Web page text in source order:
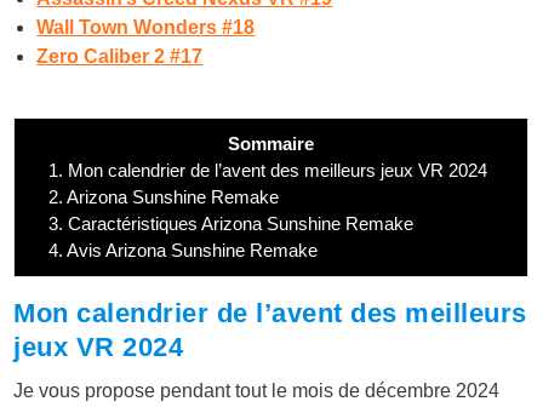
Wall Town Wonders #18
Zero Caliber 2 #17
Sommaire
1. Mon calendrier de l’avent des meilleurs jeux VR 2024
2. Arizona Sunshine Remake
3. Caractéristiques Arizona Sunshine Remake
4. Avis Arizona Sunshine Remake
Mon calendrier de l’avent des meilleurs
jeux VR 2024
Je vous propose pendant tout le mois de décembre 2024